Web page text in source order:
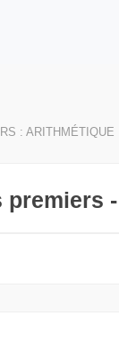
: ARITHMÉTIQUE